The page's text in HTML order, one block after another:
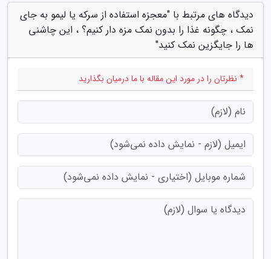
دیدگاه های مرتبط با "معجزه استفاده از سرکه یا لیمو به جای
نمک ، چگونه غذا را بدون نمک مزه دار کنیم؟ ، این چاشنی
ها را جایگزین نمک کنید"
* نظرتان را در مورد این مقاله با ما درمیان بگذارید